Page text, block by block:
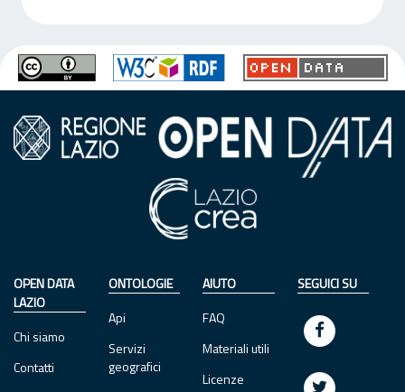
OPEN DATA
LAZIO
Chi siamo
Contatti
ONTOLOGIE
Api
Servizi
geografici
AIUTO
FAQ
Materiali utili
Licenze
SEGUICI SU